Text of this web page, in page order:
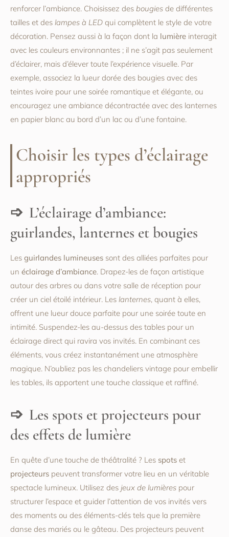
renforcer l’ambiance. Choisissez des bougies de différentes
tailles et des lampes à LED qui complètent le style de votre
décoration. Pensez aussi à la façon dont la lumière interagit
avec les couleurs environnantes ; il ne s’agit pas seulement
d’éclairer, mais d’élever toute l’expérience visuelle. Par
exemple, associez la lueur dorée des bougies avec des
teintes ivoire pour une soirée romantique et élégante, ou
encouragez une ambiance décontractée avec des lanternes
en papier blanc au bord d’un lac ou d’une fontaine.
Choisir les types d’éclairage
appropriés
L’éclairage d’ambiance:
guirlandes, lanternes et bougies
Les guirlandes lumineuses sont des alliées parfaites pour
un éclairage d’ambiance. Drapez-les de façon artistique
autour des arbres ou dans votre salle de réception pour
créer un ciel étoilé intérieur. Les lanternes, quant à elles,
offrent une lueur douce parfaite pour une soirée toute en
intimité. Suspendez-les au-dessus des tables pour un
éclairage direct qui ravira vos invités. En combinant ces
éléments, vous créez instantanément une atmosphère
magique. N’oubliez pas les chandeliers vintage pour embellir
les tables, ils apportent une touche classique et raffiné.
Les spots et projecteurs pour
des effets de lumière
En quête d’une touche de théâtralité ? Les spots et
projecteurs peuvent transformer votre lieu en un véritable
spectacle lumineux. Utilisez des jeux de lumières pour
structurer l’espace et guider l’attention de vos invités vers
des moments ou des éléments-clés tels que la première
danse des mariés ou le gâteau. Des projecteurs peuvent